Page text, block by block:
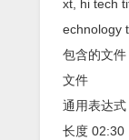
xt, hi tech
echnology
包含的文
文件
通用表达式
长度 02:30